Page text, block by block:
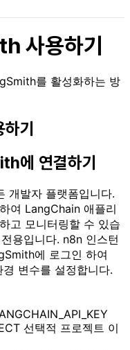
사용하기
를 활성화하는 방
기
에 연결하기
개발자 플랫폼입니다.
여 LangChain 애플리
고 모니터링할 수 있습
용입니다. n8n 인스턴
에 로그인 하여
변수를 설정합니다.
선택적 프로젝트 이